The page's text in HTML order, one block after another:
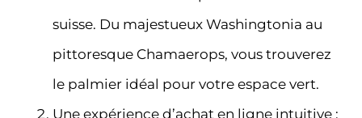
suisse. Du majestueux Washingtonia au
pittoresque Chamaerops, vous trouverez
le palmier idéal pour votre espace vert.
Une expérience d’achat en ligne intuitive :